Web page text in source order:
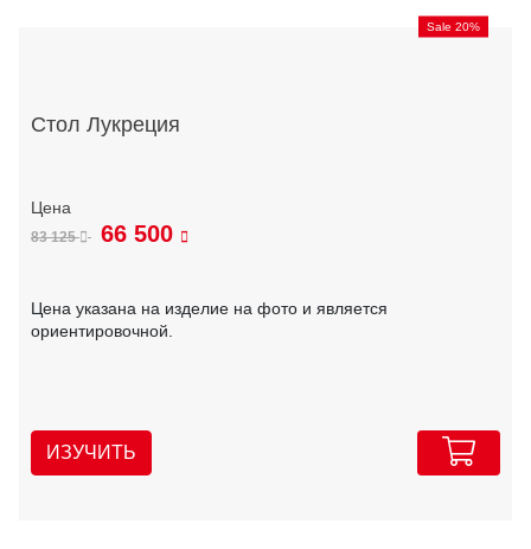
Sale 20%
Стол Лукреция
83 125 66 500
Цена указана на изделие на фото и является
ориентировочной.
ИЗУЧИТЬ